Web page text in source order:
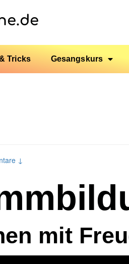
Tricks Gesangskurs
↓
mit